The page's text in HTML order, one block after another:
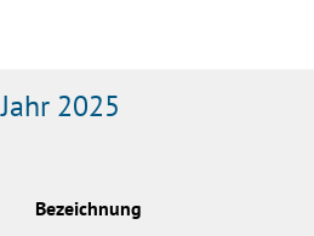
Jahr 2025
Bezeichnung